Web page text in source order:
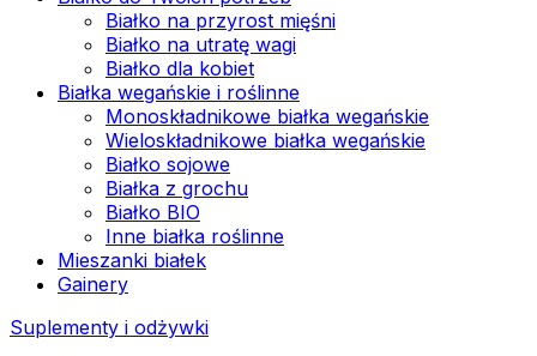
Białko na przyrost mięśni
Białko na utratę wagi
Białko dla kobiet
Białka wegańskie i roślinne
Monoskładnikowe białka wegańskie
Wieloskładnikowe białka wegańskie
Białko sojowe
Białka z grochu
Białko BIO
Inne białka roślinne
Mieszanki białek
Gainery
Suplementy i odżywki